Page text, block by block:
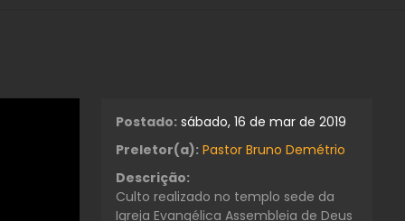
Postado: sábado, 16 de mar de 2019
Preletor(a): Pastor Bruno Demétrio
Descrição:
Culto realizado no templo sede da
Igreja Evangélica Assembleia de Deus